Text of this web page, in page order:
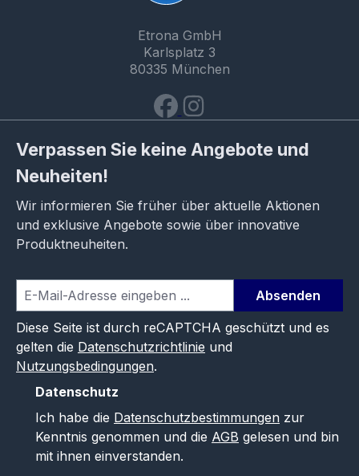
Etrona GmbH
Karlsplatz 3
80335 München
Verpassen Sie keine Angebote und
Neuheiten!
Wir informieren Sie früher über aktuelle Aktionen
und exklusive Angebote sowie über innovative
Produktneuheiten.
Absenden
Diese Seite ist durch reCAPTCHA geschützt und es
gelten die Datenschutzrichtlinie und
Nutzungsbedingungen.
Datenschutz
Ich habe die Datenschutzbestimmungen zur
Kenntnis genommen und die AGB gelesen und bin
mit ihnen einverstanden.